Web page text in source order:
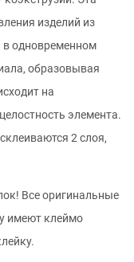
изделий из
в одновременном
образовывая
на
элемента.
2 слоя,
Все оригинальные
имеют клеймо